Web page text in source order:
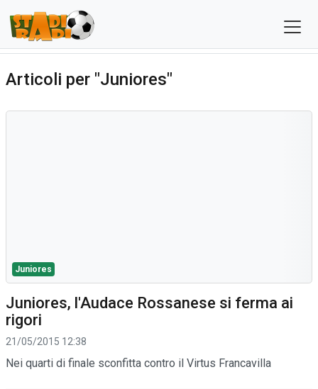
Articoli per "Juniores"
Juniores
Juniores, l'Audace Rossanese si ferma ai
rigori
21/05/2015 12:38
Nei quarti di finale sconfitta contro il Virtus Francavilla